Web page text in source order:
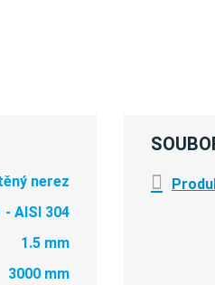
nerez
- AISI 304
1.5 mm
3000 mm